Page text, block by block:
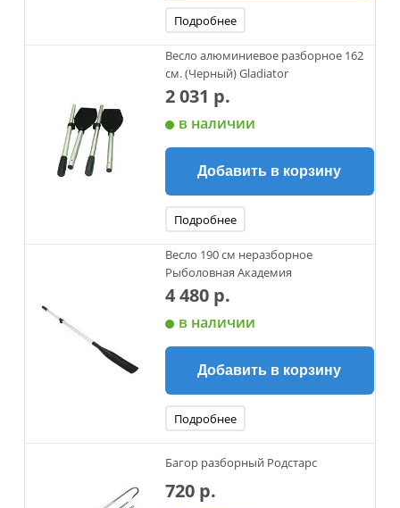
Подробнее
Весло алюминиевое разборное 162
см. (Черный) Gladiator
2 031 р.
в наличии
Добавить в корзину
Подробнее
Весло 190 см неразборное
Рыболовная Академия
4 480 р.
в наличии
Добавить в корзину
Подробнее
Багор разборный Родстарс
720 р.